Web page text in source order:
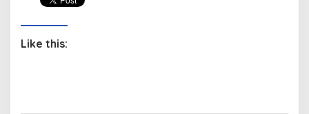
Like this: